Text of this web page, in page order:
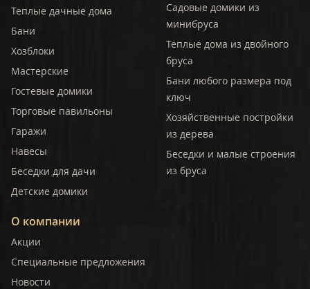
Теплые дачные дома
Бани
Хозблоки
Мастерские
Гостевые домики
Торговые павильоны
Гаражи
Навесы
Беседки для дачи
Детские домики
Садовые домики из
минибруса
Теплые дома из двойного
бруса
Бани любого размера под
ключ
Хозяйственные постройки
из дерева
Беседки и малые строения
из бруса
О компании
Акции
Специальные предложения
Новости